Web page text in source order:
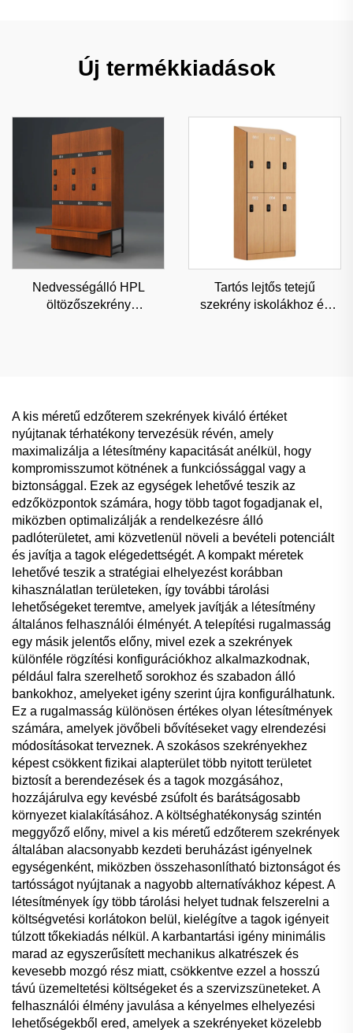
Új termékkiadások
Nedvességálló HPL
öltözőszekrény
Tartós lejtős tetejű
szekrény iskolákhoz és
A kis méretű edzőterem szekrények kiváló értéket
nyújtanak térhatékony tervezésük révén, amely
maximalizálja a létesítmény kapacitását anélkül, hogy
kompromisszumot kötnének a funkcióssággal vagy a
biztonsággal. Ezek az egységek lehetővé teszik az
edzőközpontok számára, hogy több tagot fogadjanak el,
miközben optimalizálják a rendelkezésre álló
padlóterületet, ami közvetlenül növeli a bevételi potenciált
és javítja a tagok elégedettségét. A kompakt méretek
lehetővé teszik a stratégiai elhelyezést korábban
kihasználatlan területeken, így további tárolási
lehetőségeket teremtve, amelyek javítják a létesítmény
általános felhasználói élményét. A telepítési rugalmasság
egy másik jelentős előny, mivel ezek a szekrények
különféle rögzítési konfigurációkhoz alkalmazkodnak,
például falra szerelhető sorokhoz és szabadon álló
bankokhoz, amelyeket igény szerint újra konfigurálhatunk.
Ez a rugalmasság különösen értékes olyan létesítmények
számára, amelyek jövőbeli bővítéseket vagy elrendezési
módosításokat terveznek. A szokásos szekrényekhez
képest csökkent fizikai alapterület több nyitott területet
biztosít a berendezések és a tagok mozgásához,
hozzájárulva egy kevésbé zsúfolt és barátságosabb
környezet kialakításához. A költséghatékonyság szintén
meggyőző előny, mivel a kis méretű edzőterem szekrények
általában alacsonyabb kezdeti beruházást igényelnek
egységenként, miközben összehasonlítható biztonságot és
tartósságot nyújtanak a nagyobb alternatívákhoz képest. A
létesítmények így több tárolási helyet tudnak felszerelni a
költségvetési korlátokon belül, kielégítve a tagok igényeit
túlzott tőkekiadás nélkül. A karbantartási igény minimális
marad az egyszerűsített mechanikus alkatrészek és
kevesebb mozgó rész miatt, csökkentve ezzel a hosszú
távú üzemeltetési költségeket és a szervizszüneteket. A
felhasználói élmény javulása a kényelmes elhelyezési
lehetőségekből ered, amelyek a szekrényeket közelebb